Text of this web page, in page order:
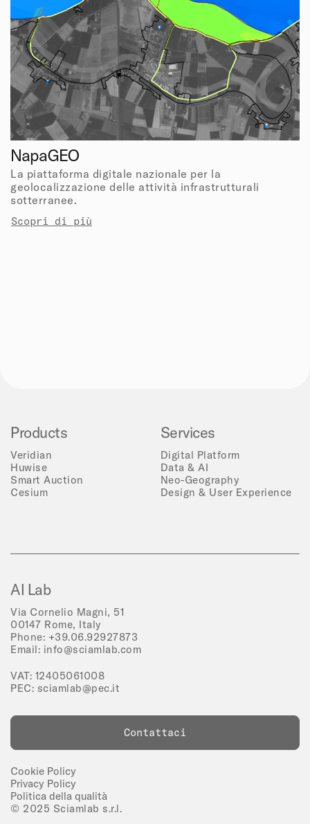
NapaGEO
La piattaforma digitale nazionale per la
geolocalizzazione delle attività infrastrutturali
sotterranee.
Scopri di più
Products
Veridian
Huwise
Smart Auction
Cesium
Services
Digital Platform
Data & AI
Neo-Geography
Design & User Experience
AI Lab
Via Cornelio Magni, 51
00147 Rome, Italy
Phone: +39.06.92927873
Email: info@sciamlab.com
VAT: 12405061008
PEC: sciamlab@pec.it
Contattaci
Cookie Policy
Privacy Policy
Politica della qualità
© 2025 Sciamlab s.r.l.